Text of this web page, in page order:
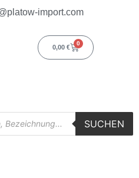
import.com
0,00 €
0
SUCHEN